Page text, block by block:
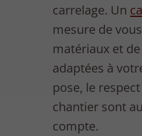
carrelage. Un
mesure de
matériaux et
adaptées à
pose, le
chantier sont
compte.